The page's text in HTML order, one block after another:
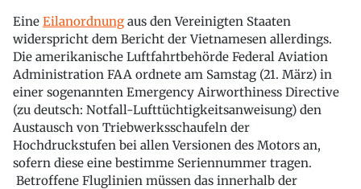
Eine Eilanordnung aus den Vereinigten Staaten
widerspricht dem Bericht der Vietnamesen allerdings.
Die amerikanische Luftfahrtbehörde Federal Aviation
Administration FAA ordnete am Samstag (21. März) in
einer sogenannten Emergency Airworthiness Directive
(zu deutsch: Notfall-Lufttüchtigkeitsanweisung) den
Austausch von Triebwerksschaufeln der
Hochdruckstufen bei allen Versionen des Motors an,
sofern diese eine bestimme Seriennummer tragen.
Betroffene Fluglinien müssen das innerhalb der